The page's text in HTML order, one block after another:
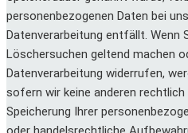
personenbezogenen Daten bei
Datenverarbeitung entfällt. Wenn
Löschersuchen geltend machen
Datenverarbeitung widerrufen,
sofern wir keine anderen
Speicherung Ihrer